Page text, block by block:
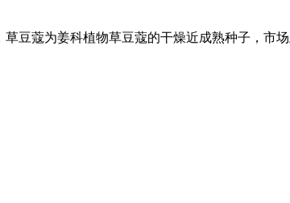
豆蔻为姜科植物草豆蔻的干燥近成熟种子，市